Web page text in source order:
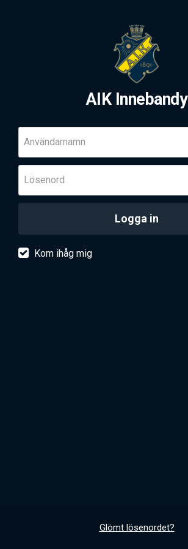
AIK Innebandy
Användarnamn
Lösenord
Logga in
Kom ihåg mig
Glömt lösenordet?